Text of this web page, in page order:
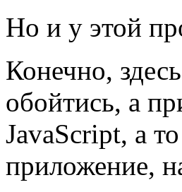
Но и у этой
Конечно,
обойтись, а
JavaScript, а
приложение,